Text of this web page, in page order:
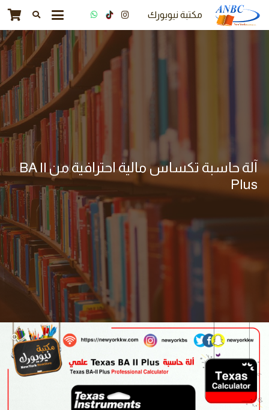
مكتبة نيويورك
آلة حاسبة تكساس مالية احترافية من BA II
Plus